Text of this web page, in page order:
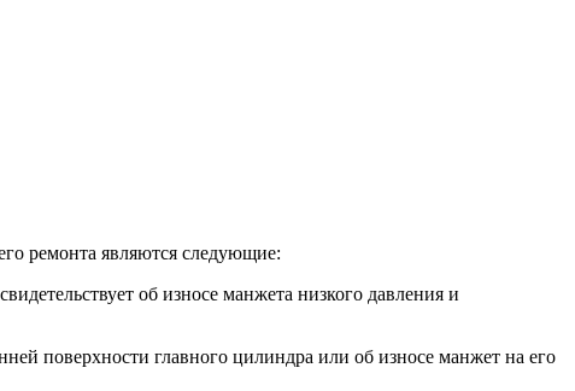
ремонта являются следующие:
об износе манжета низкого давления и
поверхности главного цилиндра или об износе манжет на его